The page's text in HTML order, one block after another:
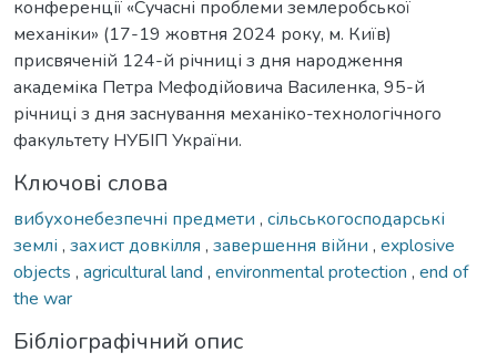
конференції «Сучасні проблеми землеробської
механіки» (17-19 жовтня 2024 року, м. Київ)
присвяченій 124-й річниці з дня народження
академіка Петра Мефодійовича Василенка, 95-й
річниці з дня заснування механіко-технологічного
факультету НУБІП України.
Ключові слова
вибухонебезпечні предмети , сільськогосподарські
землі , захист довкілля , завершення війни , explosive
objects , agricultural land , environmental protection , end of
the war
Бібліографічний опис